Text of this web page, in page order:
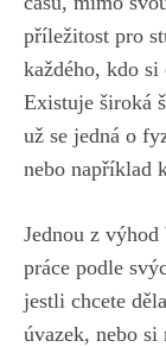
‌příležitost pro
každého, kdo si
Existuje široká
už⁣ se jedná o
nebo například
Jednou z
práce podle
jestli chcete
úvazek, nebo